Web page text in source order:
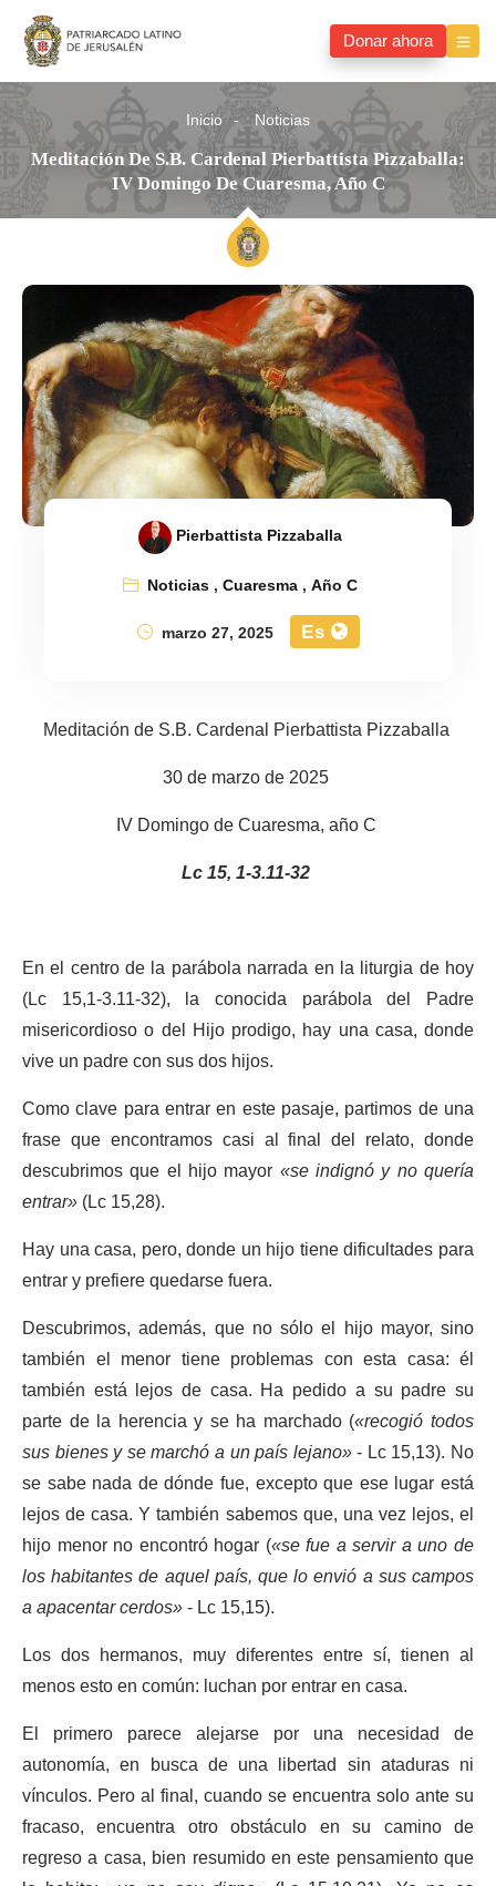
Donar ahora
Inicio Noticias
Meditación De S.B. Cardenal Pierbattista Pizzaballa:
IV Domingo De Cuaresma, Año C
Pierbattista Pizzaballa
Noticias,Cuaresma,Año C
marzo 27, 2025
Es
Meditación de S.B. Cardenal Pierbattista Pizzaballa
30 de marzo de 2025
IV Domingo de Cuaresma, año C
Lc 15, 1-3.11-32
En el centro de la parábola narrada en la liturgia de hoy
(Lc 15,1-3.11-32), la conocida parábola del Padre
misericordioso o del Hijo prodigo, hay una casa, donde
vive un padre con sus dos hijos.
Como clave para entrar en este pasaje, partimos de una
frase que encontramos casi al final del relato, donde
descubrimos que el hijo mayor «se indignó y no quería
entrar»(Lc 15,28).
Hay una casa, pero, donde un hijo tiene dificultades para
entrar y prefiere quedarse fuera.
Descubrimos, además, que no sólo el hijo mayor, sino
también el menor tiene problemas con esta casa: él
también está lejos de casa. Ha pedido a su padre su
parte de la herencia y se ha marchado («recogió todos
sus bienes y se marchó a un país lejano»- Lc 15,13). No
se sabe nada de dónde fue, excepto que ese lugar está
lejos de casa. Y también sabemos que, una vez lejos, el
hijo menor no encontró hogar («se fue a servir a uno de
los habitantes de aquel país, que lo envió a sus campos
a apacentar cerdos»- Lc 15,15).
Los dos hermanos, muy diferentes entre sí, tienen al
menos esto en común: luchan por entrar en casa.
El primero parece alejarse por una necesidad de
autonomía, en busca de una libertad sin ataduras ni
vínculos. Pero al final, cuando se encuentra solo ante su
fracaso, encuentra otro obstáculo en su camino de
regreso a casa, bien resumido en este pensamiento que